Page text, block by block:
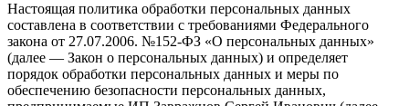
Настоящая политика обработки персональных данных
составлена в соответствии с требованиями Федерального
закона от 27.07.2006. №152-ФЗ «О персональных данных»
(далее — Закон о персональных данных) и определяет
порядок обработки персональных данных и меры по
обеспечению безопасности персональных данных,